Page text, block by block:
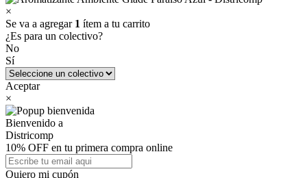
×
Se va a agregar 1 ítem a tu carrito
¿Es para un colectivo?
No
Sí
Aceptar
×
Bienvenido a
Districomp
10% OFF en tu primera compra online
Quiero mi cupón